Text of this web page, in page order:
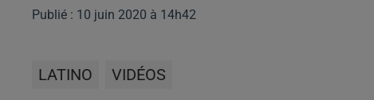
Publié : 10 juin 2020 à 14h42
LATINO VIDÉOS